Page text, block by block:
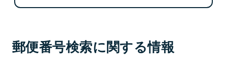
郵便番号検索に関する情報